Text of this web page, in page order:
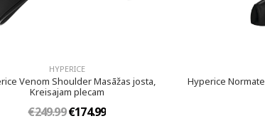
HYPERICE
Venom Shoulder Masāžas josta,
Kreisajam plecam
€249.99€174.99
Hyperice